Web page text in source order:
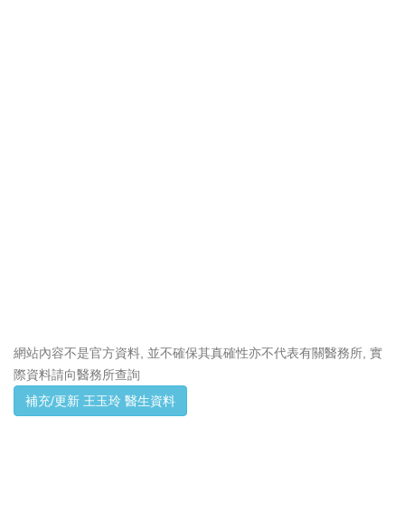
網站內容不是官方資料, 並不確保其真確性亦不代表有關醫務所, 實
際資料請向醫務所查詢
補充/更新 王玉玲 醫生資料